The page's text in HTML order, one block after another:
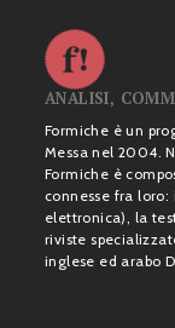
ANALISI,
Formiche è un
Messa nel 2004.
Formiche è
connesse fra
elettronica), la
riviste
inglese ed arabo